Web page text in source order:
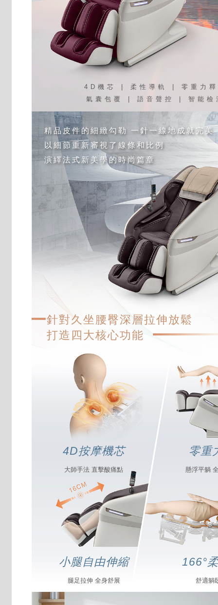
4D機芯 | 柔性導軌 | 零重力
氣囊包覆 | 語音聲控 | 智能檢
精品皮件的細緻勾勒 一針一線地成就完美
以細節重新審視了線條和比例
演繹法式新美學的時尚篇章
針對久坐腰臀深層拉伸放鬆
打造四大核心功能
4D按摩機芯
大師手法 直擊酸痛點
零重
懸浮平躺
小腿自由伸縮
腿足拉伸 全身舒展
166°
舒適躺